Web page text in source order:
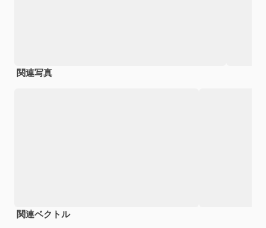
関連写真
関連ベクトル